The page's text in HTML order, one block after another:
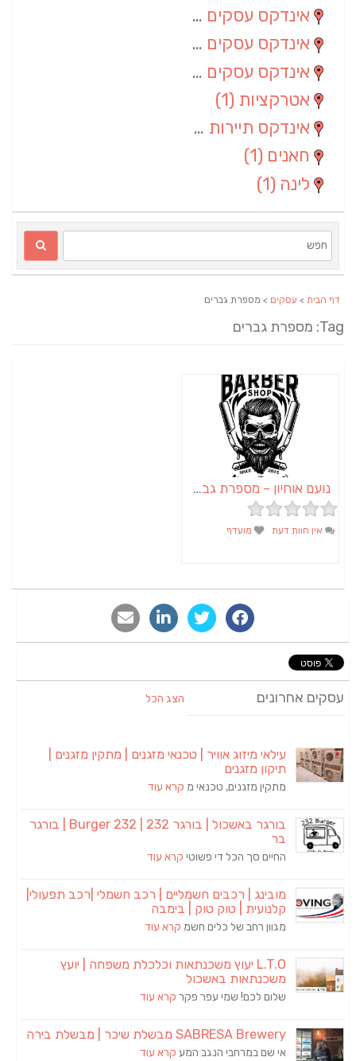
אינדקס עסקים מרחבי
אינדקס עסקים מקומי
אינדקס עסקים ארצי
אטרקציות (1)
אינדקס תיירות ארצי
חאנים(1)
לינה(1)
דף הבית>עסקים> מספרת גברים
Tag: מספרת גברים
נועם אוחיון – מספרת גברים במושב עמי עוז
אין חוות דעת מועדף
אחרונים הצג הכל
עילאי מיזוג אוויר | טכנאי מזגנים | מתקין מזגנים |
תיקון מזגנים
מתקין מזגנים, טכנאי מקרא עוד
בורגר באשכול | בורגר 232 | Burger 232 | בורגר
בר
החיים סך הכל די פשוטיקרא עוד
מובינג | רכבים חשמליים | רכב חשמלי |רכב תפעולי|
קלנועית | טוק טוק | בימבה
מגוון רחב של כלים חשמקרא עוד
L.T.O יעוץ משכנתאות וכלכלת משפחה | יועץ
משכנתאות באשכול
שלום לכם! שמי עפר פקרקרא עוד
SABRESA Brewery מבשלת שיכר | מבשלת בירה
אי שם במרחבי הנגב המעקרא עוד